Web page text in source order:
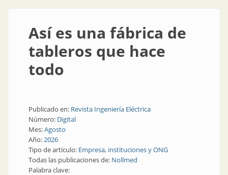
Así es una fábrica de
tableros que hace
todo
Publicado en: Revista Ingeniería Eléctrica
Número: Digital
Mes:Agosto
Año:2026
Tipo de artículo: Empresa, instituciones y ONG
Todas las publicaciones de: Nollmed
Palabra clave: